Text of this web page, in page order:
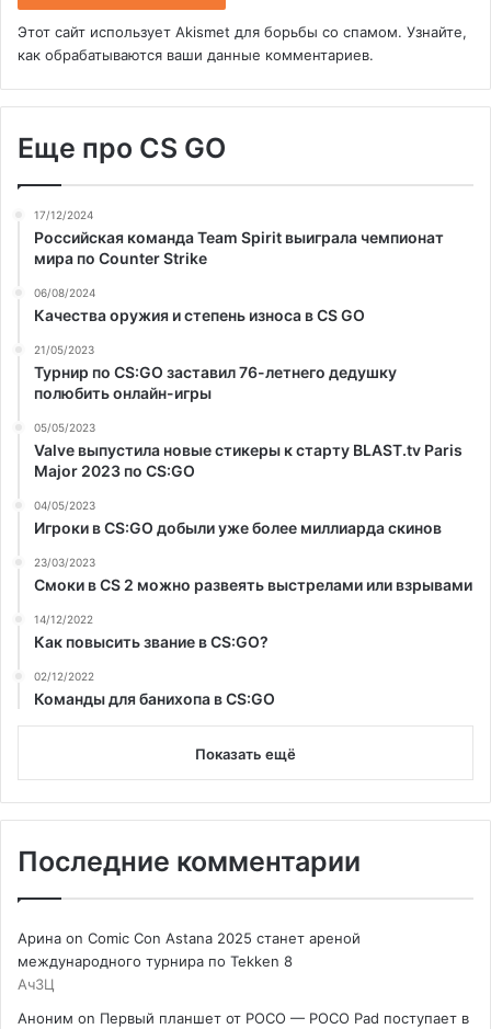
Этот сайт использует Akismet для борьбы со спамом. Узнайте,
как обрабатываются ваши данные комментариев.
Еще про CS GO
17/12/2024
Российская команда Team Spirit выиграла чемпионат
мира по Counter Strike
06/08/2024
Качества оружия и степень износа в CS GO
21/05/2023
Турнир по CS:GO заставил 76-летнего дедушку
полюбить онлайн-игры
05/05/2023
Valve выпустила новые стикеры к старту BLAST.tv Paris
Major 2023 по CS:GO
04/05/2023
Игроки в CS:GO добыли уже более миллиарда скинов
23/03/2023
Смоки в CS 2 можно развеять выстрелами или взрывами
14/12/2022
Как повысить звание в CS:GO?
02/12/2022
Команды для банихопа в CS:GO
Показать ещё
Последние комментарии
Арина on Comic Con Astana 2025 станет ареной
международного турнира по Tekken 8
АчЗЦ
Аноним on Первый планшет от POCO — POCO Pad поступает в